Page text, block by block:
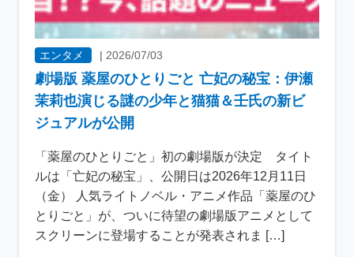
エンタメ |2026/07/03
劇場版 薬屋のひとりごと 亡妃の秘宝：伊瀬
茉莉也演じる謎の少年と猫猫＆壬氏の新ビ
ジュアルが公開
「薬屋のひとりごと」初の劇場版が決定 タイト
ルは「亡妃の秘宝」、公開日は2026年12月11日
（金） 人気ライトノベル・アニメ作品「薬屋のひ
とりごと」が、ついに待望の劇場版アニメとして
スクリーンに登場することが発表されま […]